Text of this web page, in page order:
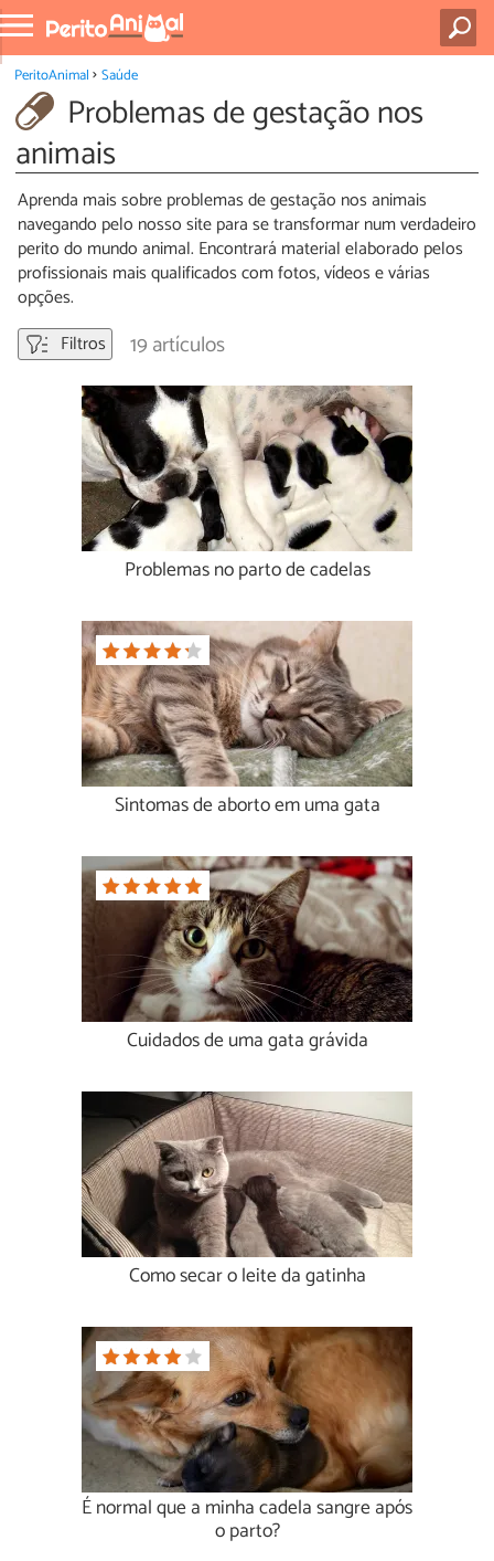
PeritoAnimal Saúde
Problemas de gestação nos
animais
Aprenda mais sobre problemas de gestação nos animais
navegando pelo nosso site para se transformar num verdadeiro
perito do mundo animal. Encontrará material elaborado pelos
profissionais mais qualificados com fotos, vídeos e várias
opções.
Filtros
19 artículos
Problemas no parto de cadelas
Sintomas de aborto em uma gata
Cuidados de uma gata grávida
Como secar o leite da gatinha
É normal que a minha cadela sangre após
o parto?